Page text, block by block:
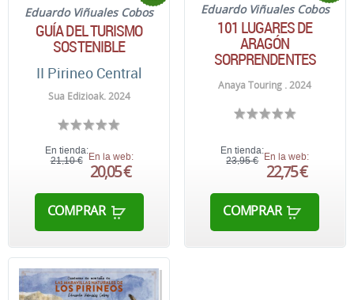
Eduardo Viñuales Cobos
GUÍA DEL TURISMO
SOSTENIBLE
II Pirineo Central
Sua Edizioak. 2024
En tienda:
21,10 € En la web:
20,05 €
COMPRAR
Eduardo Viñuales Cobos
101 LUGARES DE
ARAGÓN
SORPRENDENTES
Anaya Touring . 2024
En tienda:
23,95 € En la web:
22,75 €
COMPRAR